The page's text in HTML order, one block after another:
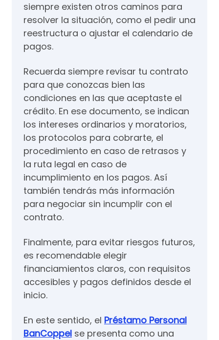
siempre existen otros caminos para
resolver la situación, como el pedir una
reestructura o ajustar el calendario de
pagos.
Recuerda siempre revisar tu contrato
para que conozcas bien las
condiciones en las que aceptaste el
crédito. En ese documento, se indican
los intereses ordinarios y moratorios,
los protocolos para cobrarte, el
procedimiento en caso de retrasos y
la ruta legal en caso de
incumplimiento en los pagos. Así
también tendrás más información
para negociar sin incumplir con el
contrato.
Finalmente, para evitar riesgos futuros,
es recomendable elegir
financiamientos claros, con requisitos
accesibles y pagos definidos desde el
inicio.
En este sentido, el Préstamo Personal
BanCoppel se presenta como una